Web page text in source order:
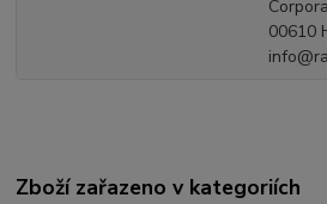
00610
Zboží zařazeno v kategoriích